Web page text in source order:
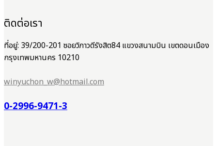
ติดต่อเรา
ที่อยู่: 39/200-201 ซอยวิภาวดีรังสิต84 แขวงสนามบิน เขตดอนเมือง
กรุงเทพมหานคร 10210
winyuchon_w@hotmail.com
0-2996-9471-3